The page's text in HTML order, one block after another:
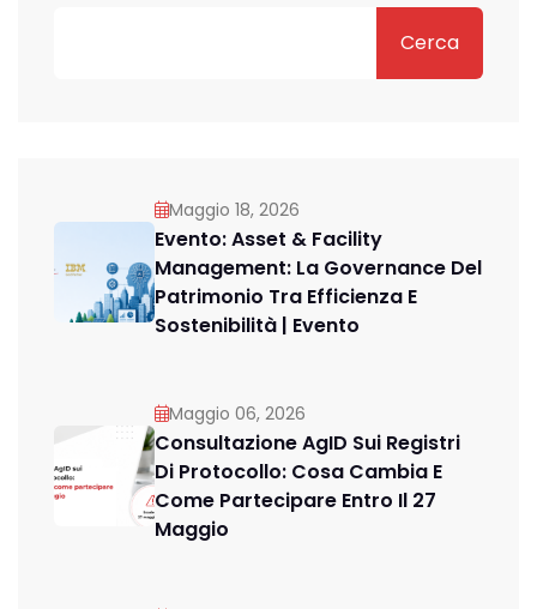
Cerca
Maggio 18, 2026
Evento: Asset & Facility
Management: La Governance Del
Patrimonio Tra Efficienza E
Sostenibilità | Evento
Maggio 06, 2026
Consultazione AgID Sui Registri
Di Protocollo: Cosa Cambia E
Come Partecipare Entro Il 27
Maggio